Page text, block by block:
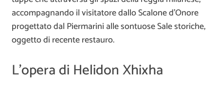
accompagnando il visitatore dallo Scalone d’Onore
progettato dal Piermarini alle sontuose Sale storiche,
oggetto di recente restauro.
L’opera di Helidon Xhixha